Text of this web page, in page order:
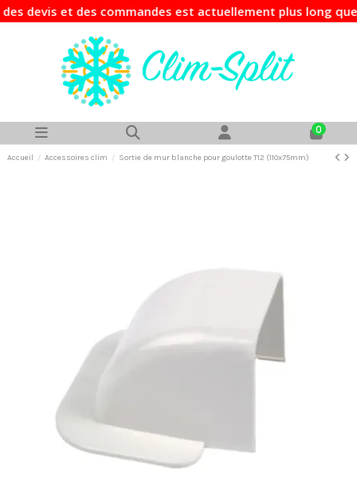
et des commandes est actuellement plus long que
0
Accueil Accessoires clim Sortie de mur blanche pour goulotte T12 (110x75mm)